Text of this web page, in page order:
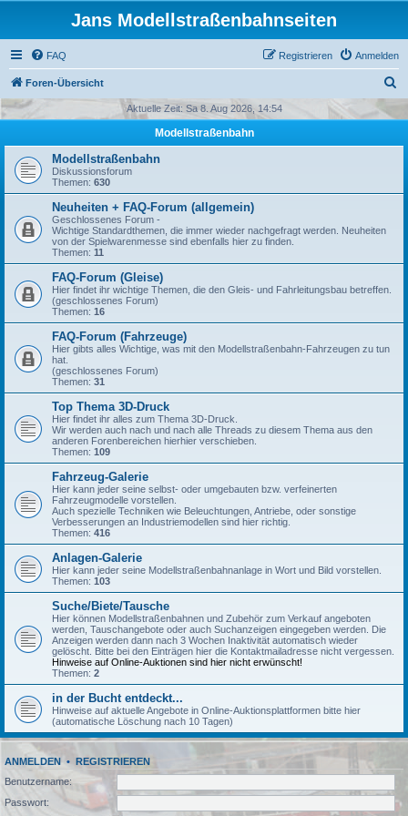
Jans Modellstraßenbahnseiten
FAQ Anmelden
Registrieren
Foren-Übersicht
h
Aktuelle Zeit: Sa 8. Aug 2026, 14:54
Modellstraßenbahn
Modellstraßenbahn
Diskussionsforum
Themen: 630
Neuheiten + FAQ-Forum (allgemein)
Geschlossenes Forum -
Wichtige Standardthemen, die immer wieder nachgefragt werden. Neuheiten
von der Spielwarenmesse sind ebenfalls hier zu finden.
Themen: 11
FAQ-Forum (Gleise)
Hier findet ihr wichtige Themen, die den Gleis- und Fahrleitungsbau betreffen.
(geschlossenes Forum)
Themen: 16
FAQ-Forum (Fahrzeuge)
Hier gibts alles Wichtige, was mit den Modellstraßenbahn-Fahrzeugen zu tun
hat.
(geschlossenes Forum)
Themen: 31
Top Thema 3D-Druck
Hier findet ihr alles zum Thema 3D-Druck.
Wir werden auch nach und nach alle Threads zu diesem Thema aus den
anderen Forenbereichen hierhier verschieben.
Themen: 109
Fahrzeug-Galerie
Hier kann jeder seine selbst- oder umgebauten bzw. verfeinerten
Fahrzeugmodelle vorstellen.
Auch spezielle Techniken wie Beleuchtungen, Antriebe, oder sonstige
Verbesserungen an Industriemodellen sind hier richtig.
Themen: 416
Anlagen-Galerie
Hier kann jeder seine Modellstraßenbahnanlage in Wort und Bild vorstellen.
Themen: 103
Suche/Biete/Tausche
Hier können Modellstraßenbahnen und Zubehör zum Verkauf angeboten
werden, Tauschangebote oder auch Suchanzeigen eingegeben werden. Die
Anzeigen werden dann nach 3 Wochen Inaktivität automatisch wieder
gelöscht. Bitte bei den Einträgen hier die Kontaktmailadresse nicht vergessen.
Hinweise auf Online-Auktionen sind hier nicht erwünscht!
Themen: 2
in der Bucht entdeckt...
Hinweise auf aktuelle Angebote in Online-Auktionsplattformen bitte hier
(automatische Löschung nach 10 Tagen)
ANMELDEN• REGISTRIEREN
Benutzername:
Passwort: